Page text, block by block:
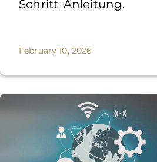
Schritt-Anleitung.
February 10, 2026